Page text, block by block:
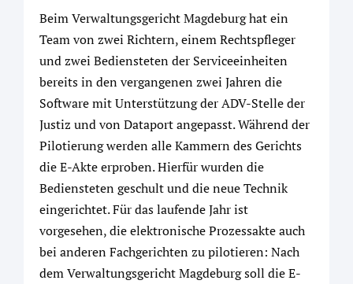
Beim Verwaltungsgericht Magdeburg hat ein
Team von zwei Richtern, einem Rechtspfleger
und zwei Bediensteten der Serviceeinheiten
bereits in den vergangenen zwei Jahren die
Software mit Unterstützung der ADV-Stelle der
Justiz und von Dataport angepasst. Während der
Pilotierung werden alle Kammern des Gerichts
die E-Akte erproben. Hierfür wurden die
Bediensteten geschult und die neue Technik
eingerichtet. Für das laufende Jahr ist
vorgesehen, die elektronische Prozessakte auch
bei anderen Fachgerichten zu pilotieren: Nach
dem Verwaltungsgericht Magdeburg soll die E-